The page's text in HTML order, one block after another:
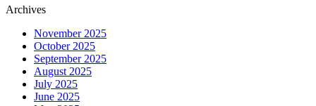
Archives
November 2025
October 2025
September 2025
August 2025
July 2025
June 2025